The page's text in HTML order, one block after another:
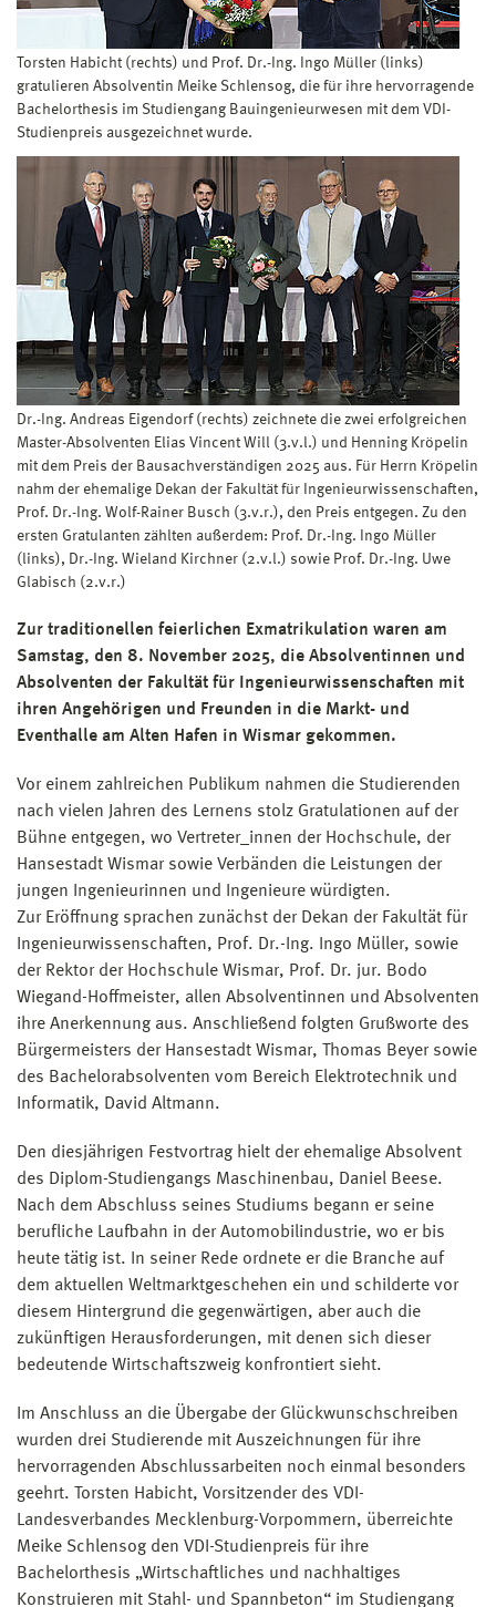
Torsten Habicht (rechts) und Prof. Dr.-Ing. Ingo Müller (links)
gratulieren Absolventin Meike Schlensog, die für ihre hervorragende
Bachelorthesis im Studiengang Bauingenieurwesen mit dem VDI-
Studienpreis ausgezeichnet wurde.
Dr.-Ing. Andreas Eigendorf (rechts) zeichnete die zwei erfolgreichen
Master-Absolventen Elias Vincent Will (3.v.l.) und Henning Kröpelin
mit dem Preis der Bausachverständigen 2025 aus. Für Herrn Kröpelin
nahm der ehemalige Dekan der Fakultät für Ingenieurwissenschaften,
Prof. Dr.-Ing. Wolf-Rainer Busch (3.v.r.), den Preis entgegen. Zu den
ersten Gratulanten zählten außerdem: Prof. Dr.-Ing. Ingo Müller
(links), Dr.-Ing. Wieland Kirchner (2.v.l.) sowie Prof. Dr.-Ing. Uwe
Glabisch (2.v.r.)
Zur traditionellen feierlichen Exmatrikulation waren am
Samstag, den 8. November 2025, die Absolventinnen und
Absolventen der Fakultät für Ingenieurwissenschaften mit
ihren Angehörigen und Freunden in die Markt- und
Eventhalle am Alten Hafen in Wismar gekommen.
Vor einem zahlreichen Publikum nahmen die Studierenden
nach vielen Jahren des Lernens stolz Gratulationen auf der
Bühne entgegen, wo Vertreter_innen der Hochschule, der
Hansestadt Wismar sowie Verbänden die Leistungen der
jungen Ingenieurinnen und Ingenieure würdigten.
Zur Eröffnung sprachen zunächst der Dekan der Fakultät für
Ingenieurwissenschaften, Prof. Dr.-Ing. Ingo Müller, sowie
der Rektor der Hochschule Wismar, Prof. Dr. jur. Bodo
Wiegand-Hoffmeister, allen Absolventinnen und Absolventen
ihre Anerkennung aus. Anschließend folgten Grußworte des
Bürgermeisters der Hansestadt Wismar, Thomas Beyer sowie
des Bachelorabsolventen vom Bereich Elektrotechnik und
Informatik, David Altmann.
Den diesjährigen Festvortrag hielt der ehemalige Absolvent
des Diplom-Studiengangs Maschinenbau, Daniel Beese.
Nach dem Abschluss seines Studiums begann er seine
berufliche Laufbahn in der Automobilindustrie, wo er bis
heute tätig ist. In seiner Rede ordnete er die Branche auf
dem aktuellen Weltmarktgeschehen ein und schilderte vor
diesem Hintergrund die gegenwärtigen, aber auch die
zukünftigen Herausforderungen, mit denen sich dieser
bedeutende Wirtschaftszweig konfrontiert sieht.
Im Anschluss an die Übergabe der Glückwunschschreiben
wurden drei Studierende mit Auszeichnungen für ihre
hervorragenden Abschlussarbeiten noch einmal besonders
geehrt. Torsten Habicht, Vorsitzender des VDI-
Landesverbandes Mecklenburg-Vorpommern, überreichte
Meike Schlensog den VDI-Studienpreis für ihre
Bachelorthesis „Wirtschaftliches und nachhaltiges
Konstruieren mit Stahl- und Spannbeton“ im Studiengang